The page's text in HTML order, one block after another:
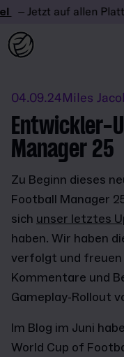
– Jetzt auf allen
04.09.24Miles
Entwickler-
Manager 25
Zu Beginn dieses
Football Manager
sich unser letztes
haben. Wir haben
verfolgt und freuen
Kommentare und
Gameplay-Rollout
Im Blog im Juni
World Cup of